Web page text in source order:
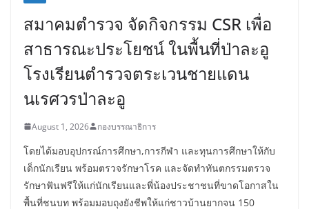
สมาคมตำรวจ จัดกิจกรรม CSR เพื่อ
สาธารณะประโยชน์ ในพื้นที่ป่าละอู
โรงเรียนตำรวจตระเวนชายแดน
นเรศวรป่าละอู
August 1, 2026 กองบรรณาธิการ
โดยได้มอบอุปกรณ์การศึกษา,การกีฬา และทุนการศึกษาให้กับ
เด็กนักเรียน พร้อมตรวจรักษาโรค และจัดทำทันตกรรมตรวจ
รักษาฟันฟรีให้แก่นักเรียนและพี่น้องประชาชนที่ขาดโอกาสใน
พื้นที่ชนบท พร้อมมอบถุงยังชีพให้แก่ชาวบ้านยากจน 150